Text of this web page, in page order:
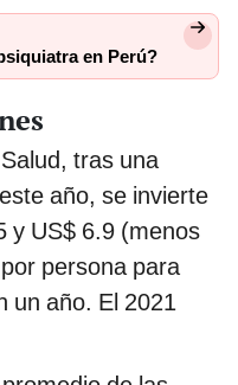
en Perú?
tras una
año, se invierte
y US$ 6.9 (menos
persona para
un año. El 2021